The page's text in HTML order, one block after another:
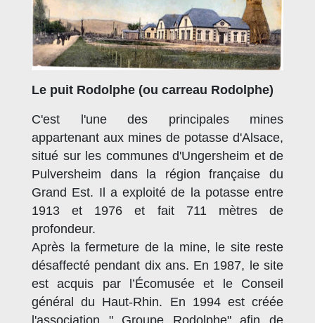
Le puit Rodolphe (ou carreau Rodolphe)
C'est l'une des principales mines
appartenant aux mines de potasse d'Alsace,
situé sur les communes d'Ungersheim et de
Pulversheim dans la région française du
Grand Est. Il a exploité de la potasse entre
1913 et 1976 et fait 711 mètres de
profondeur.
Après la fermeture de la mine, le site reste
désaffecté pendant dix ans. En 1987, le site
est acquis par l’Écomusée et le Conseil
général du Haut-Rhin. En 1994 est créée